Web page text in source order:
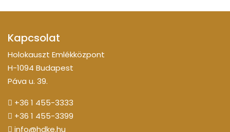
Kapcsolat
Holokauszt Emlékközpont
H-1094 Budapest
Páva u. 39.
+36 1 455-3333
+36 1 455-3399
info@hdke.hu